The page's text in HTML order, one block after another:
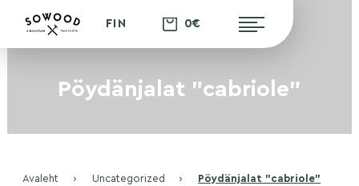
FIN 0€
Pöydänjalat "cabriole"
Avaleht › Uncategorized › Pöydänjalat ”cabriole”